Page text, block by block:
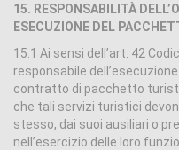
15. RESPONSABILITÀ
ESECUZIONE DEL
15.1 Ai sensi dell’art. 42
responsabile
contratto di pacchetto
che tali servizi turistici
stesso, dai suoi ausiliari o
nell’esercizio delle loro